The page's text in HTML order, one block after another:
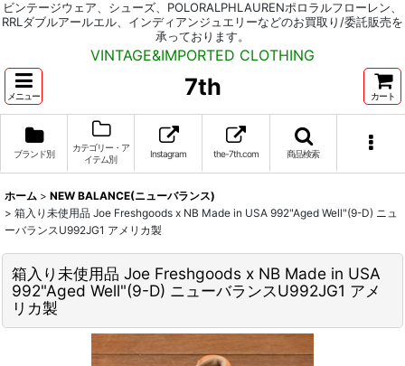
ビンテージウェア、シューズ、POLORALPHLAURENポロラルフローレン、
RRLダブルアールエル、インディアンジュエリーなどのお買取り/委託販売を
承っております。
VINTAGE&IMPORTED CLOTHING
メニュー 7th カート
ブランド別
カテゴリー・ア
イテム別
Instagram the-7th.com 商品検索
ホーム > NEW BALANCE(ニューバランス)
> 箱入り未使用品 Joe Freshgoods x NB Made in USA 992"Aged Well"(9-D) ニュ
ーバランスU992JG1 アメリカ製
箱入り未使用品 Joe Freshgoods x NB Made in USA
992"Aged Well"(9-D) ニューバランスU992JG1 アメ
リカ製